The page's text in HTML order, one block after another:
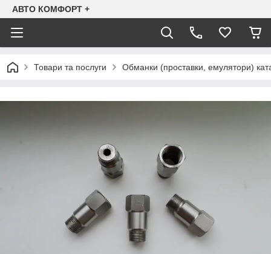
АВТО КОМФОРТ +
Товари та послуги Обманки (проставки, емулятори)